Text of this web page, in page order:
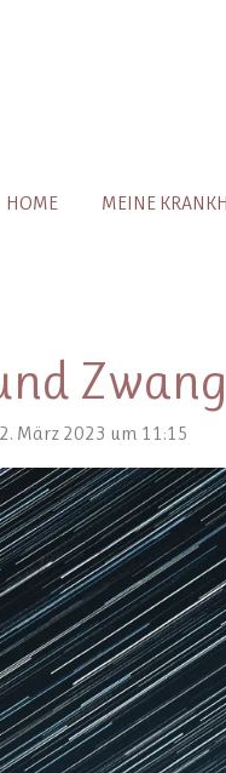
HOME MEINE
Zwang
März 2023 um 11:15